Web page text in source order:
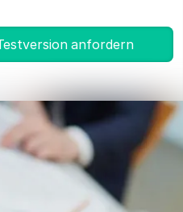
anfordern